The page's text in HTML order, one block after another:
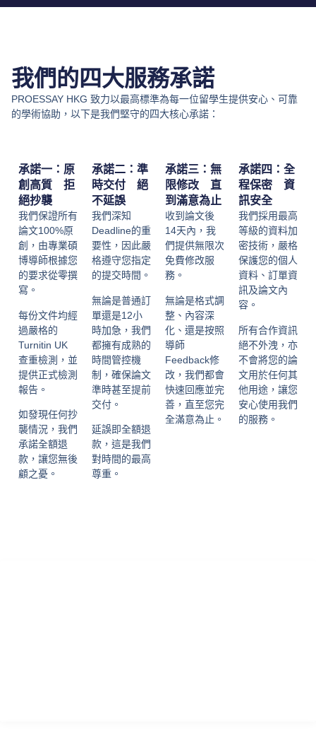
我們的四大服務承諾
PROESSAY HKG 致力以最高標準為每一位留學生提供安心、可靠
的學術協助，以下是我們堅守的四大核心承諾：
承諾一：原
創高質 拒
絕抄襲
我們保證所有
論文100%原
創，由專業碩
博導師根據您
的要求從零撰
寫。
每份文件均經
過嚴格的
Turnitin UK
查重檢測，並
提供正式檢測
報告。
如發現任何抄
襲情況，我們
承諾全額退
款，讓您無後
顧之憂。
承諾二：準
時交付 絕
不延誤
我們深知
Deadline的重
要性，因此嚴
格遵守您指定
的提交時間。
無論是普通訂
單還是12小
時加急，我們
都擁有成熟的
時間管控機
制，確保論文
準時甚至提前
交付。
延誤即全額退
款，這是我們
對時間的最高
尊重。
承諾三：無
限修改 直
到滿意為止
收到論文後
14天內，我
們提供無限次
免費修改服
務。
無論是格式調
整、內容深
化、還是按照
導師
Feedback修
改，我們都會
快速回應並完
善，直至您完
全滿意為止。
承諾四：全
程保密 資
訊安全
我們採用最高
等級的資料加
密技術，嚴格
保護您的個人
資料、訂單資
訊及論文內
容。
所有合作資訊
絕不外洩，亦
不會將您的論
文用於任何其
他用途，讓您
安心使用我們
的服務。